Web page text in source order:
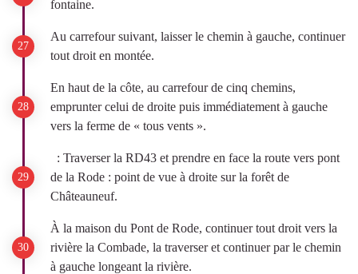
fontaine.
Au carrefour suivant, laisser le chemin à gauche, continuer
tout droit en montée.
En haut de la côte, au carrefour de cinq chemins,
emprunter celui de droite puis immédiatement à gauche
vers la ferme de « tous vents ».
: Traverser la RD43 et prendre en face la route vers pont
de la Rode : point de vue à droite sur la forêt de
Châteauneuf.
À la maison du Pont de Rode, continuer tout droit vers la
rivière la Combade, la traverser et continuer par le chemin
à gauche longeant la rivière.